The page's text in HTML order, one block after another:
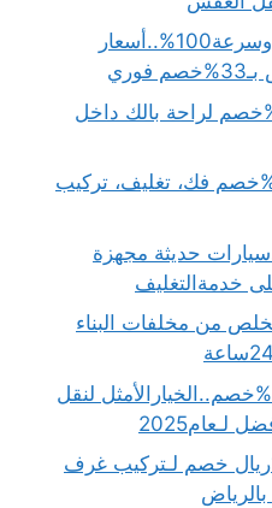
دينات نقل عفش جدة أمان وسرعة100%..أسعار
عفش داخل جده بـ35%خصم لراحة بالك داخل
نقل عفش مكة بـ30%خصم فك، تغليف، تركيب
حديثة مجهزة
من مخلفات البناء
شركة نقل عفش بمكة بـ23%خصم..الخيارالأمثل لنقل
نقل غرف نوم بالرياض 100ريال خصم لـتركيب غرف